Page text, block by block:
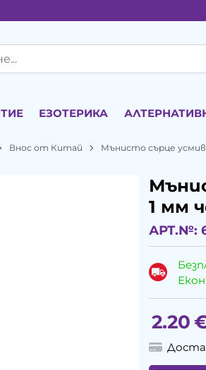
ЕЗОТЕРИКА
Внос от Китай Мънисто сърце
1 мм
АРТ.№:
2.20